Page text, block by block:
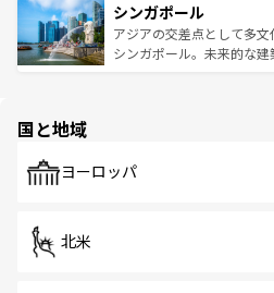
参照してほしい。
激する。気候は一年中温暖
が待っている。親しみや
た文化、そして多様な観
み、どこを訪れても感動す
ており、効率よく見どこ
うな絶景から文化的な体
シンガポール
アジアの交差点として多
シンガポール。未来的な
で、ホーカーズは地元の風
国と地域
ヨーロッパ
北米